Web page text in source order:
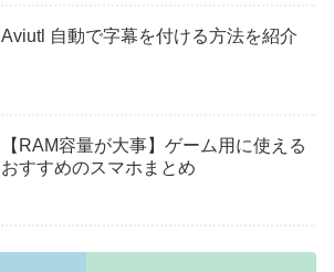
Aviutl 自動で字幕を付ける方法を紹介
【RAM容量が大事】ゲーム用に使える
おすすめのスマホまとめ